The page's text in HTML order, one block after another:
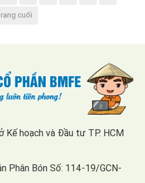
cuối
Kế hoạch và Đầu tư TP. HCM
Phân Bón Số: 114-19/GCN-